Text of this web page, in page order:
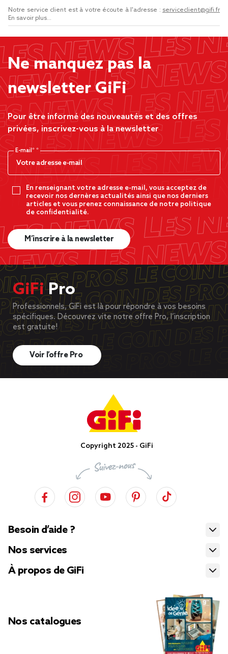
Notre service client est à votre écoute à l'adresse : serviceclient@gifi.fr
En savoir plus...
Ne manquez pas la
newsletter GiFi
Pour être informé des nouveautés et des offres
privées, inscrivez-vous à la newsletter
E-mail*
En renseignant votre adresse e-mail, vous acceptez de
recevoir nos dernères actualités ainsi que nos derniers
articles et vous prenez connaissance de notre politique
de confidentialité.
M’inscrire à la newsletter
GiFiPro
Professionnels, GiFi est là pour répondre à vos besoins
spécifiques. Découvrez vite notre offre Pro, l’inscription
est gratuite!
Voir l’offre Pro
Copyright 2025 - GiFi
Besoin d’aide ?
Nos services
À propos de GiFi
Nos catalogues